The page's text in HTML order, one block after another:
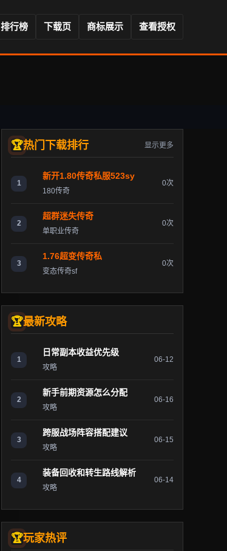
排行榜 下载页 商标展示 查看授权
热门下载排行 显示更多
1
新开1.80传奇私服523sy
180传奇
0次
2
超群迷失传奇
单职业传奇
0次
3
1.76超变传奇私
变态传奇sf
0次
最新攻略
1
日常副本收益优先级
攻略
06-12
2
新手前期资源怎么分配
攻略
06-16
3
跨服战场阵容搭配建议
攻略
06-15
4
装备回收和转生路线解析
攻略
06-14
玩家热评